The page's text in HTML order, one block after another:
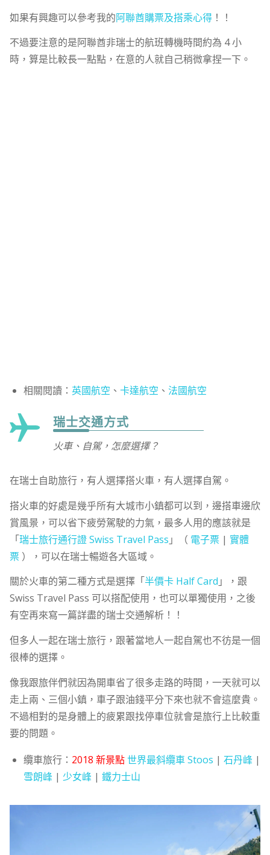
如果有興趣可以參考我的阿聯酋購票及搭乘心得！！
不過要注意的是阿聯酋非瑞士的航班轉機時間約為 4 小
時，算是比較長一點點，在意的人就自己稍微拿捏一下。
相關閱讀： 英國航空 、 卡達航空 、 法國航空
瑞士交通方式
火車、自駕，怎麼選擇？
在瑞士自助旅行，有人選擇搭火車，有人選擇自駕。
搭火車的好處是幾乎所有大城市小鎮都可以到，邊搭車邊欣
賞風景，可以省下疲勞駕駛的力氣，最多人用的應該就是
「瑞士旅行通行證 Swiss Travel Pass 」（ 電子票| 實體
票），可以在瑞士暢遊各大區域。
關於火車的第二種方式是選擇「半價卡 Half Card 」，跟
Swiss Travel Pass 可以搭配使用，也可以單獨使用，之後
有空再來寫一篇詳盡的瑞士交通解析！！
但多人一起在瑞士旅行，跟著當地人一起自駕也不彷是一個
很棒的選擇。
像我跟旅伴們就因為開車省了很多走路的時間，一天就可以
走上兩、三個小鎮，車子跟油錢平分下來也就不會這麼貴。
不過相對的是身體上的疲累跟找停車位就會是旅行上比較重
要的問題。
纜車旅行： 2018 新景點世界最斜纜車 Stoos | 石丹峰 |
雪朗峰 | 少女峰 | 鐵力士山